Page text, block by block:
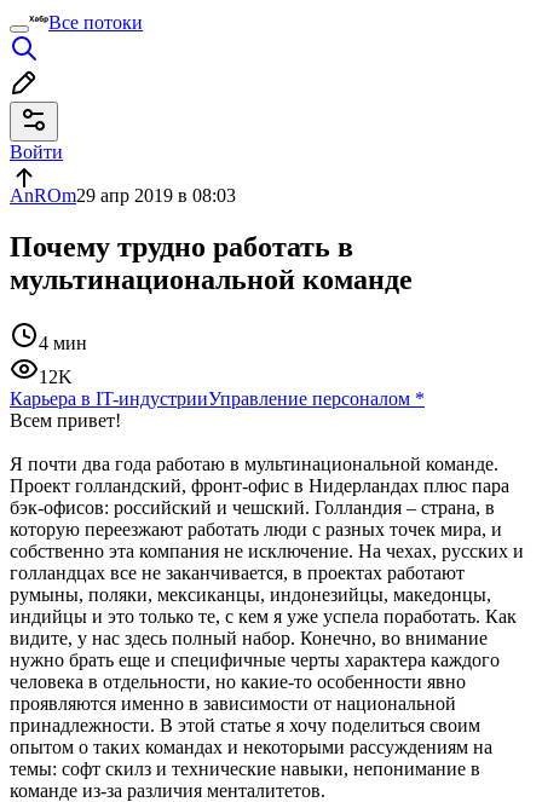
Все потоки
Войти
AnROm29 апр 2019 в 08:03
Почему трудно работать в
мультинациональной команде
4 мин
12K
Карьера в IT-индустрииУправление персоналом *
Всем привет!
Я почти два года работаю в мультинациональной команде.
Проект голландский, фронт-офис в Нидерландах плюс пара
бэк-офисов: российский и чешский. Голландия – страна, в
которую переезжают работать люди с разных точек мира, и
собственно эта компания не исключение. На чехах, русских и
голландцах все не заканчивается, в проектах работают
румыны, поляки, мексиканцы, индонезийцы, македонцы,
индийцы и это только те, с кем я уже успела поработать. Как
видите, у нас здесь полный набор. Конечно, во внимание
нужно брать еще и специфичные черты характера каждого
человека в отдельности, но какие-то особенности явно
проявляются именно в зависимости от национальной
принадлежности. В этой статье я хочу поделиться своим
опытом о таких командах и некоторыми рассуждениям на
темы: софт скилз и технические навыки, непонимание в
команде из-за различия менталитетов.